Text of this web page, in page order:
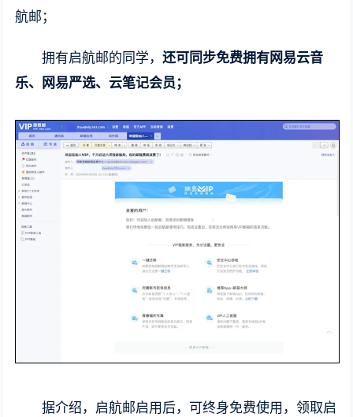
航邮；
拥有启航邮的同学，还可同步免费拥有网易云音
乐、网易严选、云笔记会员；
据介绍，启航邮启用后，可终身免费使用，领取启